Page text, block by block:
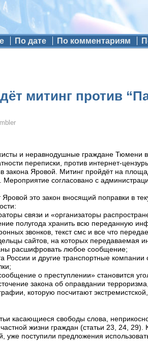
По дате По комментариям
митинг против
и неравнодушные граждане Тюмени
переписки, против интернет-
закона Яровой. Митинг пройдёт на
Мероприятие согласовано с
Яровой это закон вносящий поправки в
связи и «организаторы
полугода хранить всю переданную
звонков, текст смс и все что
сайтов, на которых передаваемая
расшифровать любое сообщение;
России и другие транспортные компании
о преступлении» становится
закона об оправдании
которую посчитают
касающиеся свободы слова,
жизни граждан (статьи 23, 24, 29).
уже поступили предложения